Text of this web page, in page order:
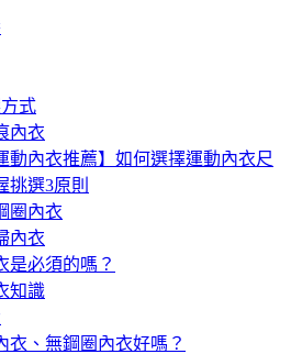
式
內衣
動內衣推薦】如何選擇運動內衣尺
挑選3原則
圈內衣
內衣
是必須的嗎？
知識
衣、無鋼圈內衣好嗎？